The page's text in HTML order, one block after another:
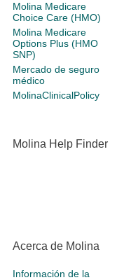
Molina Medicare
Choice Care (HMO)
Molina Medicare
Options Plus (HMO
SNP)
Mercado de seguro
médico
MolinaClinicalPolicy
Molina Help Finder
Acerca de Molina
Información de la